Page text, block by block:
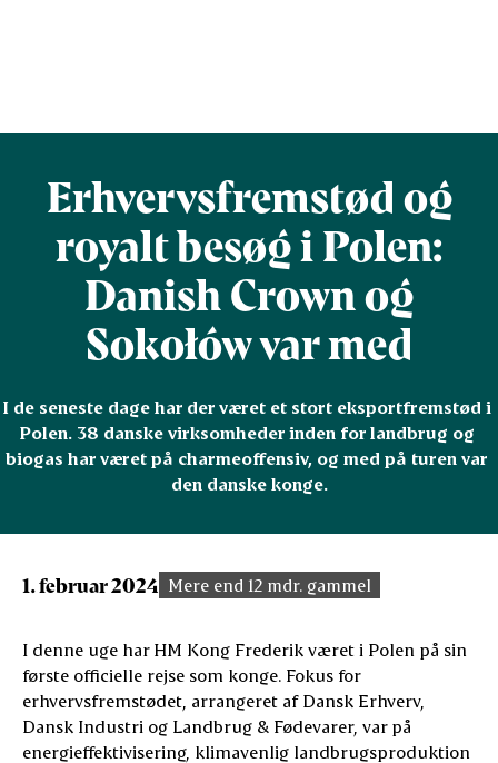
Erhvervsfremstød og
royalt besøg i Polen:
Danish Crown og
Sokołów var med
I de seneste dage har der været et stort eksportfremstød i
Polen. 38 danske virksomheder inden for landbrug og
biogas har været på charmeoffensiv, og med på turen var
den danske konge.
1. februar 2024 Mere end 12 mdr. gammel
I denne uge har HM Kong Frederik været i Polen på sin
første officielle rejse som konge. Fokus for
erhvervsfremstødet, arrangeret af Dansk Erhverv,
Dansk Industri og Landbrug & Fødevarer, var på
energieffektivisering, klimavenlig landbrugsproduktion